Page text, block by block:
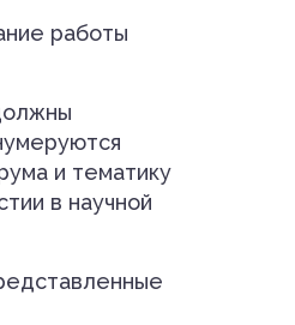
работы
и тематику
в научной